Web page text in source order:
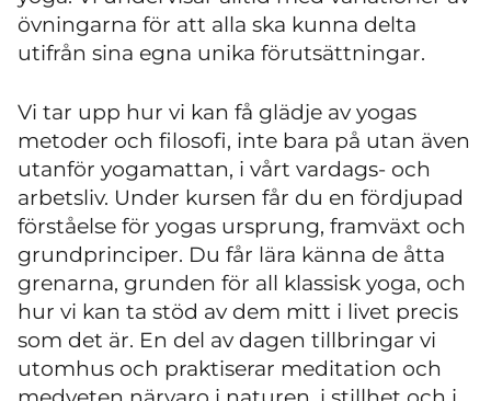
övningarna för att alla ska kunna delta
utifrån sina egna unika förutsättningar.
Vi tar upp hur vi kan få glädje av yogas
metoder och filosofi, inte bara på utan även
utanför yogamattan, i vårt vardags- och
arbetsliv. Under kursen får du en fördjupad
förståelse för yogas ursprung, framväxt och
grundprinciper. Du får lära känna de åtta
grenarna, grunden för all klassisk yoga, och
hur vi kan ta stöd av dem mitt i livet precis
som det är. En del av dagen tillbringar vi
utomhus och praktiserar meditation och